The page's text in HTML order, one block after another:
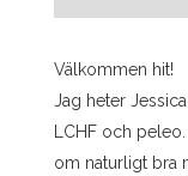
Välkommen hit!
Jag heter
LCHF och
om naturligt bra